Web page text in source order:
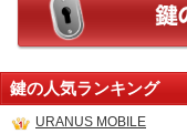
鍵の人気ランキング
URANUS MOBILE